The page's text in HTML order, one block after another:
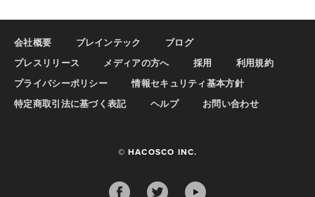
会社概要 ブレインテック
ブログ
プレスリリース
メディアの方へ 採用
利用規約
プライバシーポリシー
情報セキュリティ基本方針
特定商取引法に基づく表記
ヘルプ お問い合わせ
© HACOSCO INC.